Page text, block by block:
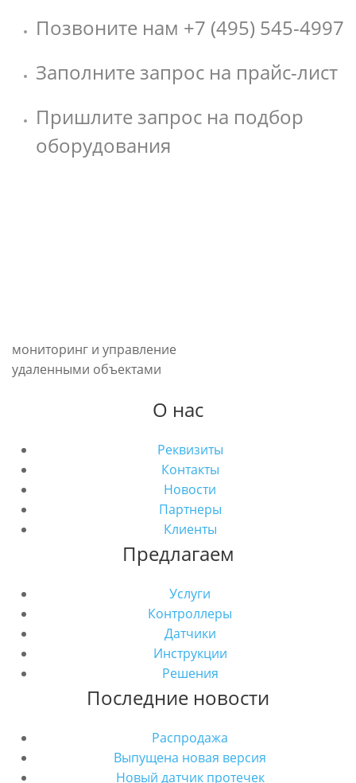
Позвоните нам +7 (495) 545-4997
Заполните запрос на прайс-лист
Пришлите запрос на подбор
оборудования
мониторинг и управление
удаленными объектами
О нас
Реквизиты
Контакты
Новости
Партнеры
Клиенты
Предлагаем
Услуги
Контроллеры
Датчики
Инструкции
Решения
Последние новости
Распродажа
Выпущена новая версия
Новый датчик протечек